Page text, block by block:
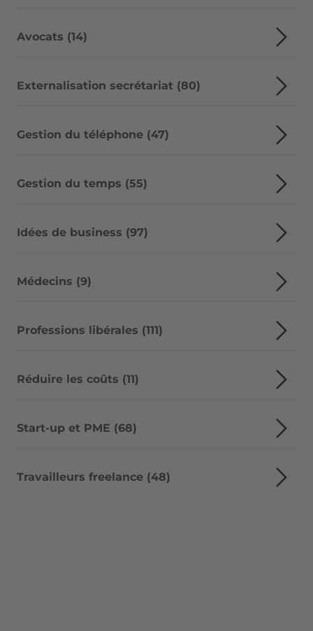
Avocats (14)
Externalisation secrétariat (80)
Gestion du téléphone (47)
Gestion du temps (55)
Idées de business (97)
Médecins (9)
Professions libérales (111)
Réduire les coûts (11)
Start-up et PME (68)
Travailleurs freelance (48)